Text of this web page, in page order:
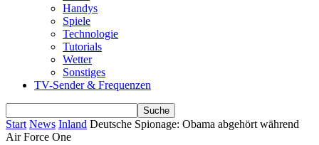
Handys
Spiele
Technologie
Tutorials
Wetter
Sonstiges
TV-Sender & Frequenzen
Start News Inland Deutsche Spionage: Obama abgehört während
Air Force One